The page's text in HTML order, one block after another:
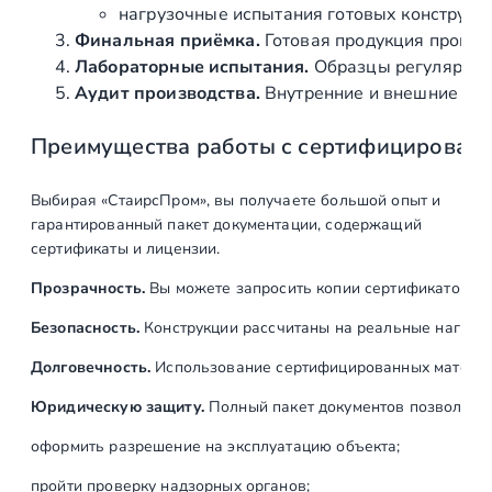
и
р
о
к
6
0
0
I
A
нагрузочные испытания готовых
Финальная приёмка.Готовая продукция
Лабораторные испытания. Образцы регулярно
Аудит производства.Внутренние и внешние
Преимущества работы с
Выбирая «СтаирсПром», вы получаете большой опыт и
гарантированный пакет документации, содержащий
сертификаты и лицензии.
Прозрачность.Вы можете запросить копии сертификатов
Безопасность.Конструкции рассчитаны на реальные
Долговечность. Использование сертифицированных
Юридическую защиту.Полный пакет документов позволяет:
оформить разрешение на эксплуатацию объекта;
пройти проверку надзорных органов;